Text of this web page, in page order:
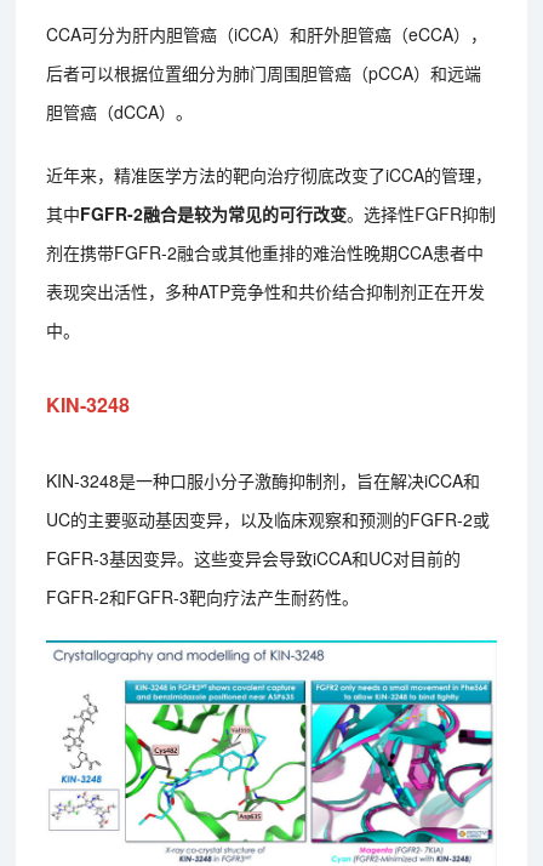
CCA可分为肝内胆管癌（iCCA）和肝外胆管癌（eCCA），
后者可以根据位置细分为肺门周围胆管癌（pCCA）和远端
胆管癌（dCCA）。
近年来，精准医学方法的靶向治疗彻底改变了iCCA的管理，
其中FGFR-2融合是较为常见的可行改变。选择性FGFR抑制
剂在携带FGFR-2融合或其他重排的难治性晚期CCA患者中
表现突出活性，多种ATP竞争性和共价结合抑制剂正在开发
中。
KIN-3248
KIN-3248是一种口服小分子激酶抑制剂，旨在解决iCCA和
UC的主要驱动基因变异，以及临床观察和预测的FGFR-2或
FGFR-3基因变异。这些变异会导致iCCA和UC对目前的
FGFR-2和FGFR-3靶向疗法产生耐药性。